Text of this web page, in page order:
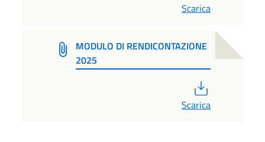
Scarica
MODULO DI RENDICONTAZIONE
2025
Scarica